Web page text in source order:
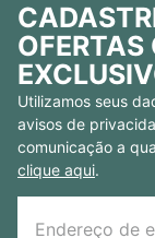
OFERTAS
Utilizamos seus
avisos de
comunicação a
clique aqui.